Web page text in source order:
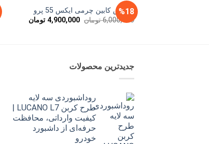
%18
کفپوش کابین چرمی ایکس 55 پرو
6,000,000 تومان قیمت
اصلی
4,900,000 تومان
جدیدترین محصولات
روداشبوردی سه‌ لایه
کیفیت وارداتی، محافظت
حرفه‌ای از داشبورد
خودرو